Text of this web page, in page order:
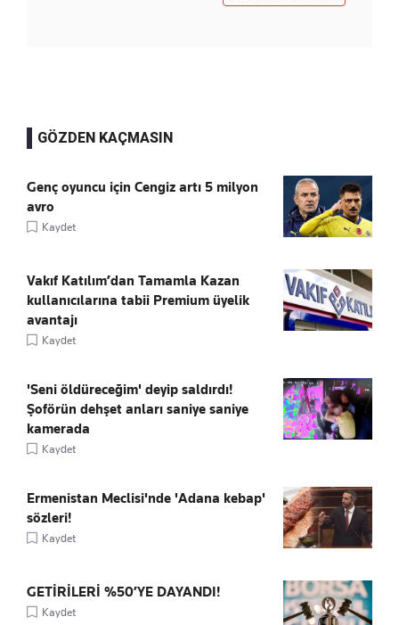
GÖZDEN KAÇMASIN
Genç oyuncu için Cengiz artı 5 milyon
avro
Kaydet
Vakıf Katılım’dan Tamamla Kazan
kullanıcılarına tabii Premium üyelik
avantajı
Kaydet
'Seni öldüreceğim' deyip saldırdı!
Şoförün dehşet anları saniye saniye
kamerada
Kaydet
Ermenistan Meclisi'nde 'Adana kebap'
sözleri!
Kaydet
GETİRİLERİ %50’YE DAYANDI!
Kaydet